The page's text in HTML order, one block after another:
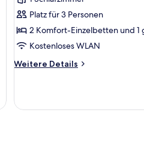
Dreibettzimmer
anzeigen
Platz für 3 Personen
2 Komfort-Einzelbetten und 1
Kostenloses WLAN
Weitere Details
Weitere
Dreibettzimmer